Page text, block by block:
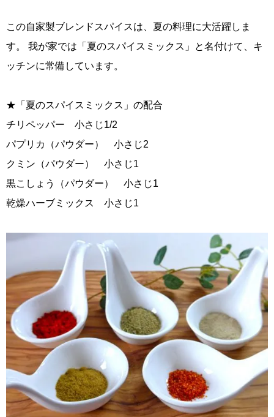
この自家製ブレンドスパイスは、夏の料理に大活躍しま
す。 我が家では「夏のスパイスミックス」と名付けて、キ
ッチンに常備しています。
★「夏のスパイスミックス」の配合
チリペッパー 小さじ1/2
パプリカ（パウダー） 小さじ2
クミン（パウダー） 小さじ1
黒こしょう（パウダー） 小さじ1
乾燥ハーブミックス 小さじ1